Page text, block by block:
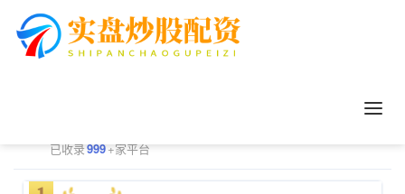
已收录999+家平台